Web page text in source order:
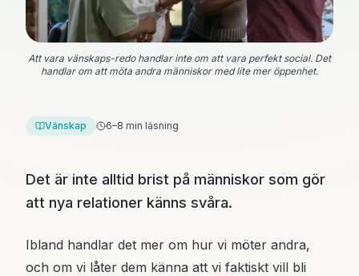
Att vara vänskaps-redo handlar inte om att vara perfekt social. Det
handlar om att möta andra människor med lite mer öppenhet.
Vänskap 6–8 min läsning
Det är inte alltid brist på människor som gör
att nya relationer känns svåra.
Ibland handlar det mer om hur vi möter andra,
och om vi låter dem känna att vi faktiskt vill bli